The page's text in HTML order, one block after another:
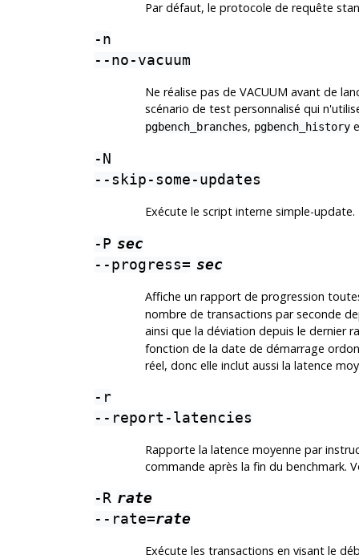
Par défaut, le protocole de requête
-n
--no-vacuum
Ne réalise pas de VACUUM avant de
scénario de test personnalisé qui
pgbench_branches, pgbench_history
-N
--skip-some-updates
Exécute le script interne simple-
-P sec
--progress= sec
Affiche un rapport de progression
nombre de transactions par seconde
ainsi que la déviation depuis le dernier
fonction de la date de démarrage
réel, donc elle inclut aussi la latence
-r
--report-latencies
Rapporte la latence moyenne par
commande après la fin du benchmark.
-R rate
--rate=rate
Exécute les transactions en visant le